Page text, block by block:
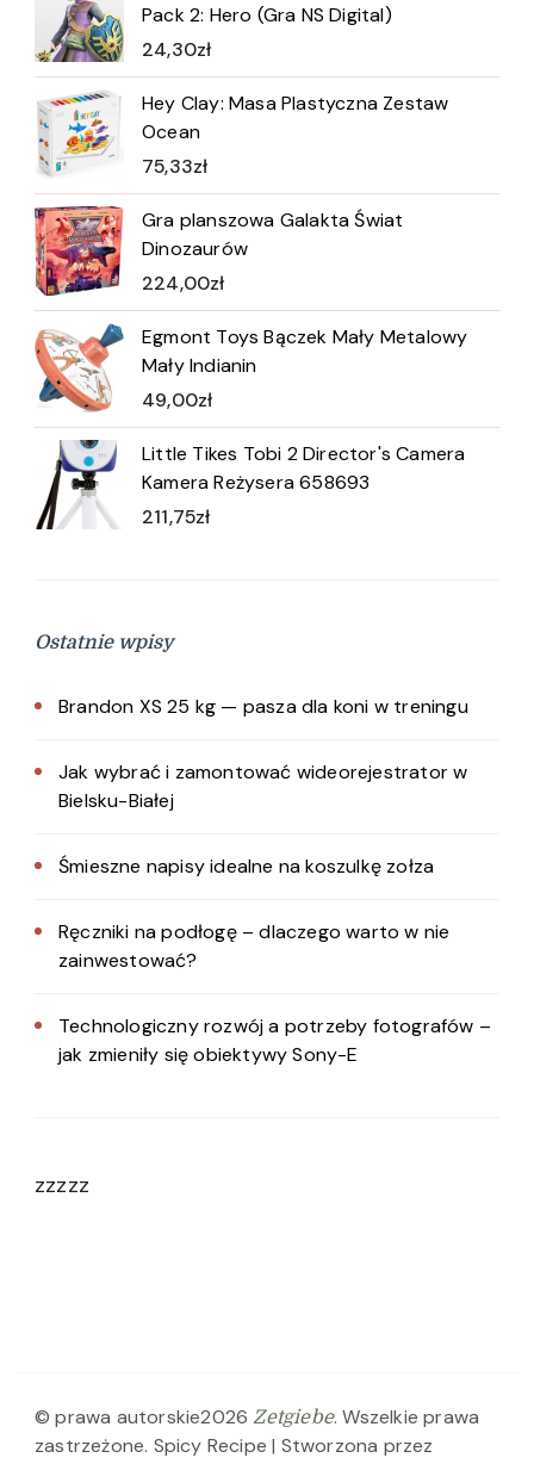
Pack 2: Hero (Gra NS Digital)
24,30zł
Hey Clay: Masa Plastyczna Zestaw
Ocean
75,33zł
Gra planszowa Galakta Świat
Dinozaurów
224,00zł
Egmont Toys Bączek Mały Metalowy
Mały Indianin
49,00zł
Little Tikes Tobi 2 Director's Camera
Kamera Reżysera 658693
211,75zł
Ostatnie wpisy
Brandon XS 25 kg — pasza dla koni w treningu
Jak wybrać i zamontować wideorejestrator w
Bielsku-Białej
Śmieszne napisy idealne na koszulkę zołza
Ręczniki na podłogę – dlaczego warto w nie
zainwestować?
Technologiczny rozwój a potrzeby fotografów –
jak zmieniły się obiektywy Sony-E
zzzzz
© prawa autorskie2026Zetgiebe. Wszelkie prawa
zastrzeżone. Spicy Recipe | Stworzona przez